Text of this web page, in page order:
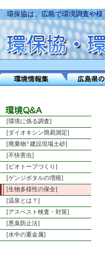
環保協は、広島で環境調査や様
[環境に係る調査]
[ダイオキシン簡易測定]
[廃棄物? 建設現場土砂]
[不快害虫]
[ビオトープづくり]
[ゲンジボタルの増殖]
[生物多様性の保全]
[温泉とは？]
[アスベスト検査・対策]
[悪臭防止法]
[水中の重金属]